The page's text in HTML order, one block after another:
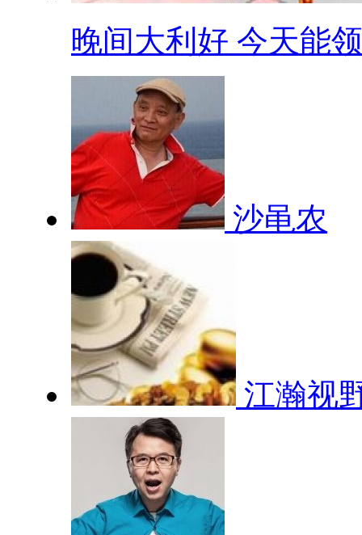
晚间大利好 今天能
沙黾农
江瀚视